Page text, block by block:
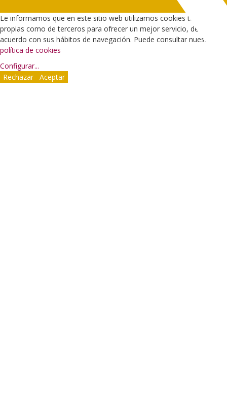
Le informamos que en este sitio web utilizamos cookies tanto
propias como de terceros para ofrecer un mejor servicio, de
acuerdo con sus hábitos de navegación. Puede consultar nuestra
política de cookies
Configurar...
Rechazar
Aceptar